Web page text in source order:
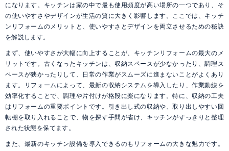
になります。キッチンは家の中で最も使用頻度が高い場所の一つであり、そ
の使いやすさやデザインが生活の質に大きく影響します。ここでは、キッチ
ンリフォームのメリットと、使いやすさとデザインを両立させるための秘訣
を解説します。
まず、使いやすさが大幅に向上することが、キッチンリフォームの最大のメ
リットです。古くなったキッチンは、収納スペースが少なかったり、調理ス
ペースが狭かったりして、日常の作業がスムーズに進まないことがよくあり
ます。リフォームによって、最新の収納システムを導入したり、作業動線を
効率化することで、調理や片付けが格段に楽になります。特に、収納の工夫
はリフォームの重要ポイントです。引き出し式の収納や、取り出しやすい回
転棚を取り入れることで、物を探す手間が省け、キッチンがすっきりと整理
された状態を保てます。
また、最新のキッチン設備を導入できるのもリフォームの大きな魅力です。